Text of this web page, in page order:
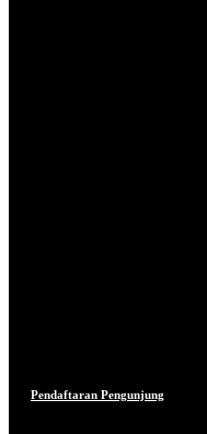
Pendaftaran Pengunjung